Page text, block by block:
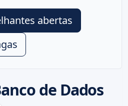
de Dados
abertas